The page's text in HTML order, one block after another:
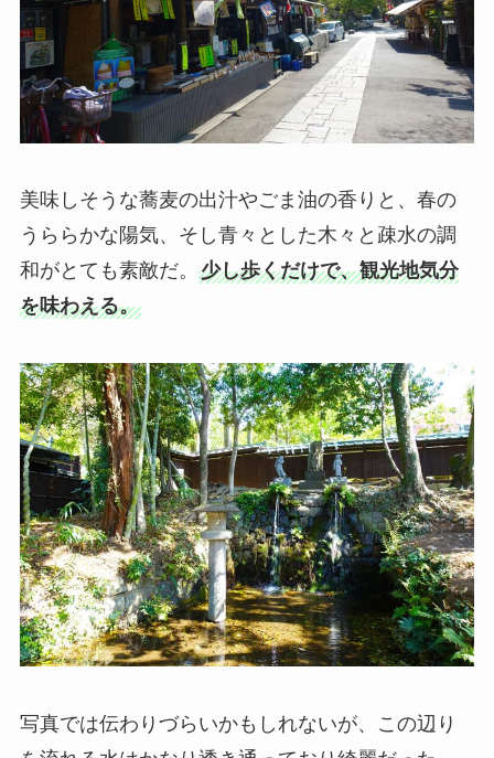
美味しそうな蕎麦の出汁やごま油の香りと、春の
うららかな陽気、そし青々とした木々と疎水の調
和がとても素敵だ。 少し歩くだけで、観光地気分
を味わえる。
写真では伝わりづらいかもしれないが、この辺り